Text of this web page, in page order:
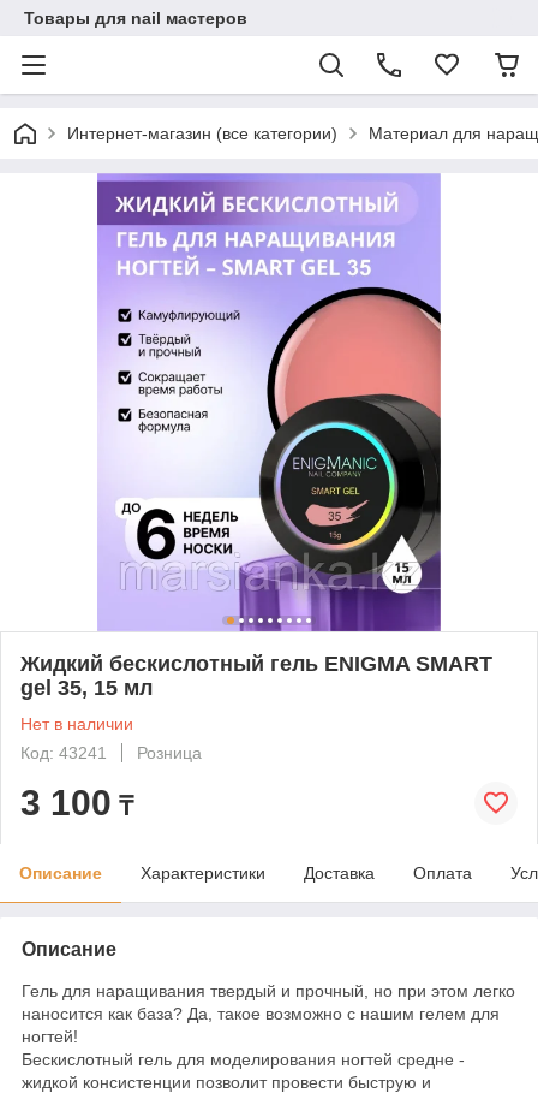
Товары для nail мастеров
Интернет-магазин (все категории) Материал для
Жидкий бескислотный гель ENIGMA SMART
gel 35, 15 мл
Нет в наличии
Код: 43241
Розница
3 100 ₸
Описание Характеристики Доставка Оплата
Описание
Гель для наращивания твердый и прочный, но при этом легко
наносится как база? Да, такое возможно с нашим гелем для
ногтей!
Бескислотный гель для моделирования ногтей средне -
жидкой консистенции позволит провести быструю и